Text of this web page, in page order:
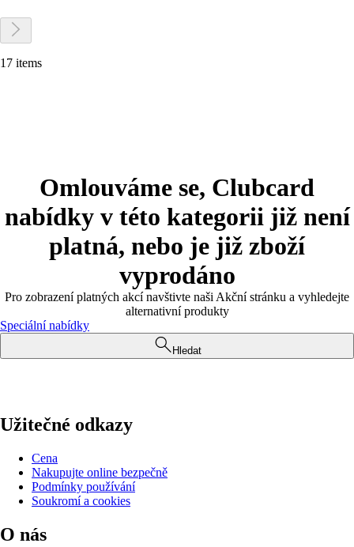
17 items
Omlouváme se, Clubcard
nabídky v této kategorii již není
platná, nebo je již zboží
vyprodáno
Pro zobrazení platných akcí navštivte naši Akční stránku a vyhledejte
alternativní produkty
Speciální nabídky
Hledat
Užitečné odkazy
Cena
Nakupujte online bezpečně
Podmínky používání
Soukromí a cookies
O nás